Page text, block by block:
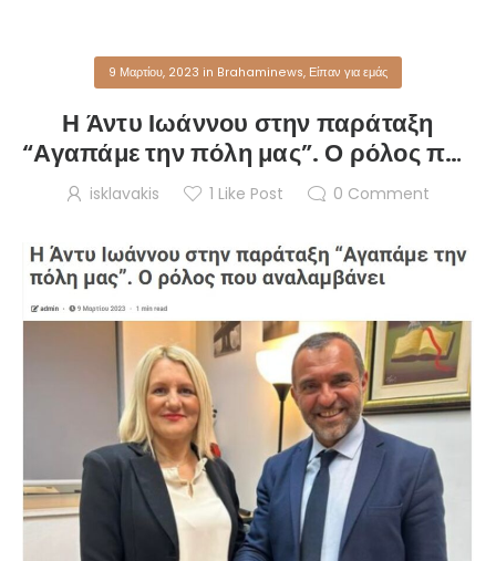
9 Μαρτίου, 2023 in Brahaminews, Είπαν για εμάς
Η Άντυ Ιωάννου στην παράταξη
“Αγαπάμε την πόλη μας”. Ο ρόλος που
αναλαμβάνει
isklavakis 1 Like Post 0 Comment